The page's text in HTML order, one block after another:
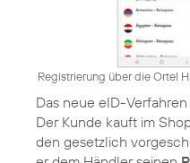
Registrierung über die Ortel
Das neue eID-
Der Kunde kauft im
den gesetzlich